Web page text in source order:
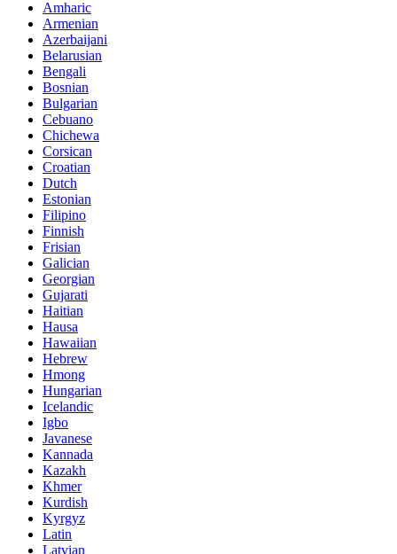
Amharic
Armenian
Azerbaijani
Belarusian
Bengali
Bosnian
Bulgarian
Cebuano
Chichewa
Corsican
Croatian
Dutch
Estonian
Filipino
Finnish
Frisian
Galician
Georgian
Gujarati
Haitian
Hausa
Hawaiian
Hebrew
Hmong
Hungarian
Icelandic
Igbo
Javanese
Kannada
Kazakh
Khmer
Kurdish
Kyrgyz
Latin
Latvian